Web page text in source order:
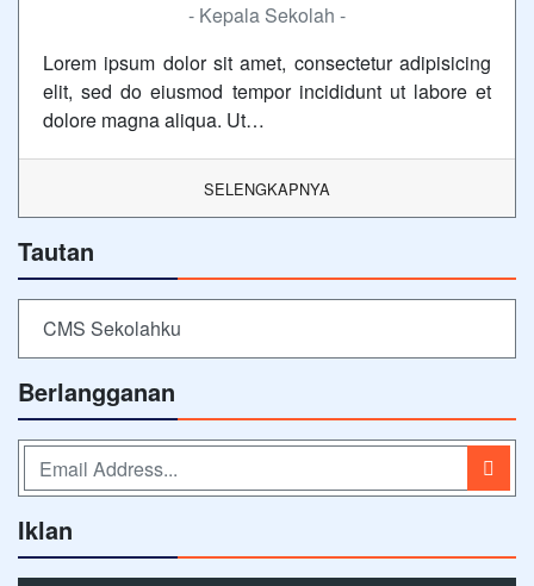
- Kepala Sekolah -
Lorem ipsum dolor sit amet, consectetur adipisicing
elit, sed do eiusmod tempor incididunt ut labore et
dolore magna aliqua. Ut…
SELENGKAPNYA
Tautan
CMS Sekolahku
Berlangganan
Iklan